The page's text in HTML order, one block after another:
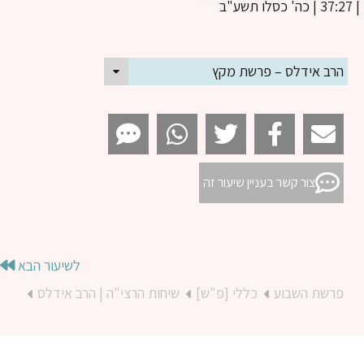
הרב אידלס – פרשת מקץ
צור קשר בעניין שיעור זה
לשיעור הבא
פרשת השבוע
כללי [פ"ש] שיחות הרצי"ה | הרב אידלס